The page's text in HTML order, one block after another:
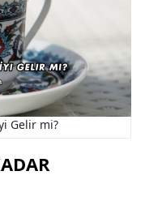
Gelir mi?